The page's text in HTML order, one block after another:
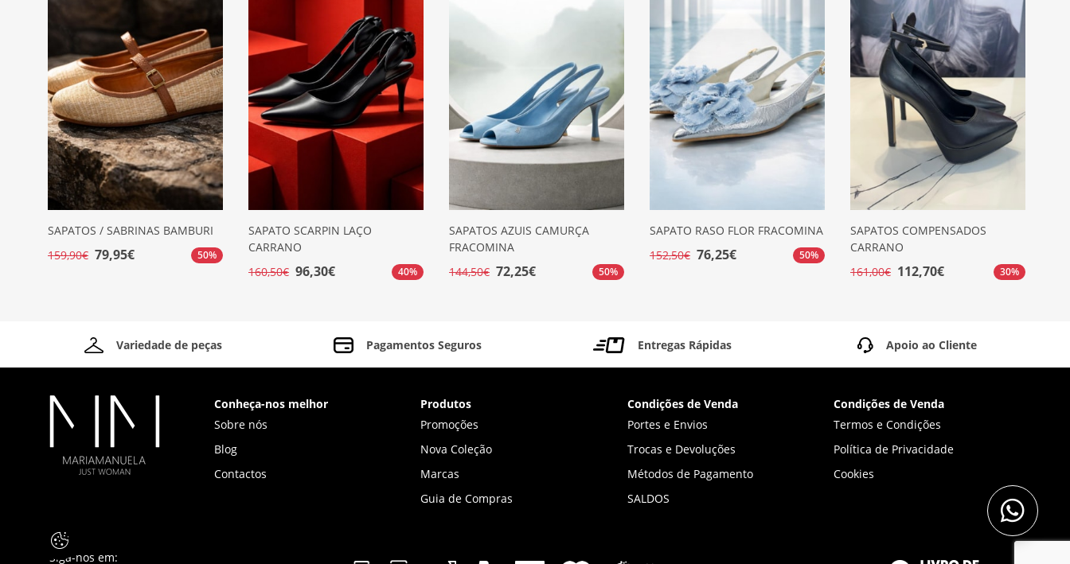
SAPATOS / SABRINAS BAMBURI
159,90€ 79,95€ 50%
SAPATO SCARPIN LAÇO
CARRANO
160,50€ 96,30€ 40%
SAPATOS AZUIS CAMURÇA
FRACOMINA
144,50€ 72,25€ 50%
SAPATO RASO FLOR FRACOMINA
152,50€ 76,25€ 50%
SAPATOS COMPENSADOS
CARRANO
161,00€ 112,70€ 30%
Variedade de peças Pagamentos Seguros Entregas Rápidas Apoio ao Cliente
Conheça-nos melhor
Sobre nós
Blog
Contactos
Produtos
Promoções
Nova Coleção
Marcas
Guia de Compras
Condições de Venda
Portes e Envios
Trocas e Devoluções
Métodos de Pagamento
SALDOS
Condições de Venda
Termos e Condições
Política de Privacidade
Cookies
Siga-nos em: